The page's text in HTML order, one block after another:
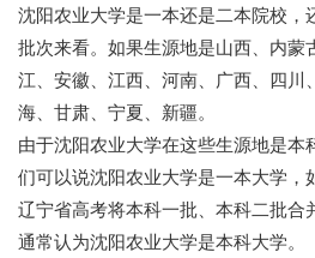
沈阳农业大学是一本还是二本院校，
批次来看。如果生源地是山西、内蒙
江、安徽、江西、河南、广西、四川
海、甘肃、宁夏、新疆。
由于沈阳农业大学在这些生源地是本
们可以说沈阳农业大学是一本大学，
辽宁省高考将本科一批、本科二批合
通常认为沈阳农业大学是本科大学。